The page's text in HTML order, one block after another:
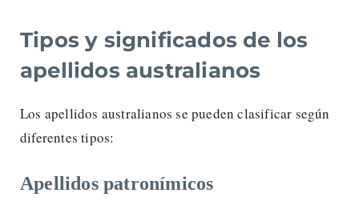
Tipos y significados de los
apellidos australianos
Los apellidos australianos se pueden clasificar según
diferentes tipos:
Apellidos patronímicos